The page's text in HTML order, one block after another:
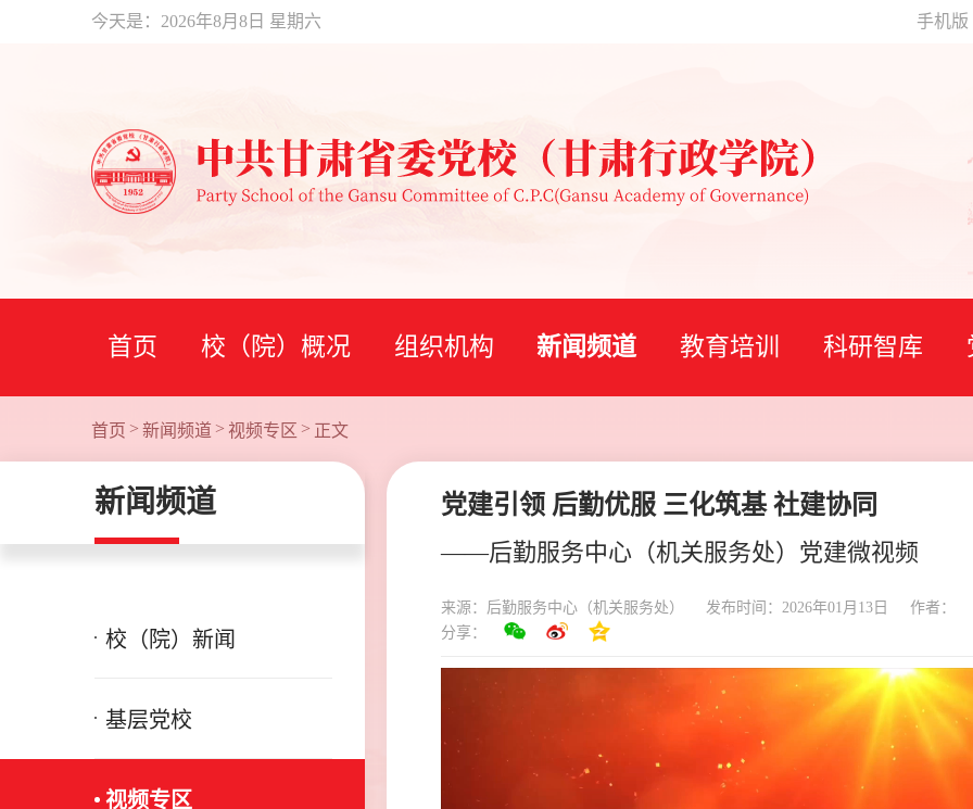
今天是： 2026年8月8日 星期六 手机版
首页 校（院）概况 组织机构 新闻频道 教育培训 科研智库
首页 > 新闻频道 > 视频专区 > 正文
新闻频道
校（院）新闻
基层党校
视频专区
党建引领 后勤优服 三化筑基 社建协同
——后勤服务中心（机关服务处）党建微视频
来源：后勤服务中心（机关服务处） 发布时间：2026年01月13日
作者：
分享：